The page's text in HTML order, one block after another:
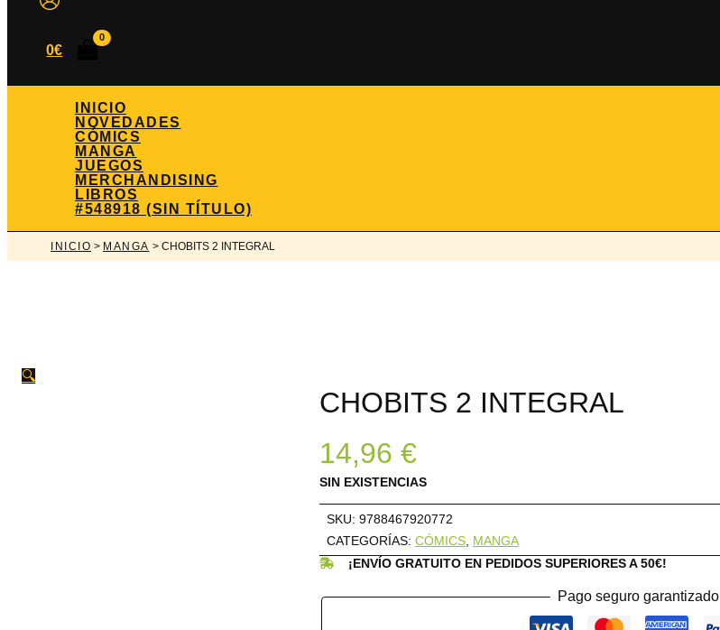
0€
INICIO
NOVEDADES
CÓMICS
MANGA
JUEGOS
MERCHANDISING
LIBROS
#548918 (SIN TÍTULO)
INICIO > MANGA > CHOBITS 2 INTEGRAL
🔍
CHOBITS 2 INTEGRAL
14,96 €
SIN EXISTENCIAS
SKU: 9788467920772
CATEGORÍAS: CÓMICS, MANGA
¡ENVÍO GRATUITO EN PEDIDOS SUPERIORES A 50€!
Pago seguro garantizado